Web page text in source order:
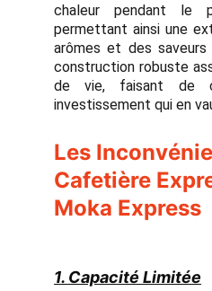
chaleur pendant le
permettant ainsi une
arômes et des
construction robuste
de vie, faisant de
investissement qui en
Les
Cafetière
Moka Express
1. Capacité Limitée